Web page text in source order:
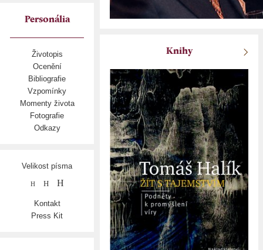
Personália
Životopis
Ocenění
Bibliografie
Vzpomínky
Momenty života
Fotografie
Odkazy
Velikost písma
H H H
Kontakt
Press Kit
Knihy